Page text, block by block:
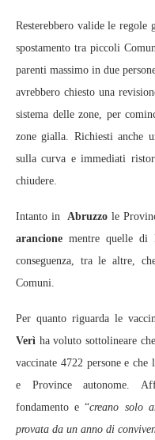
Resterebbero valide le regole
spostamento tra piccoli
parenti massimo in due
avrebbero chiesto una
sistema delle zone, per
zone gialla. Richiesti anche
sulla curva e immediati
chiudere.
Intanto inAbruzzo le
arancionementre quelle di
conseguenza, tra le altre,
Comuni.
Per quanto riguarda le
Verì ha voluto sottolineare
vaccinate 4722 persone e
e Province autonome.
fondamento e “creano solo
provata da un anno di